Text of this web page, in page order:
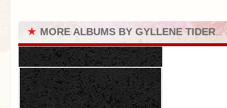
★ MORE ALBUMS BY GYLLENE TIDER